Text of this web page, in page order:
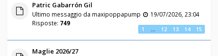
Patric Gabarrón Gil
Ultimo messaggio da maxipoppapump
19/07/2026, 23:04
Risposte: 749
1 … 12 13 14 15
Maglie 2026/27